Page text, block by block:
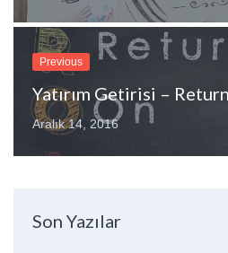
Previous
Aralık 14, 2016
Son Yazılar